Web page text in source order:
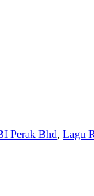
Perak Bhd, Lagu